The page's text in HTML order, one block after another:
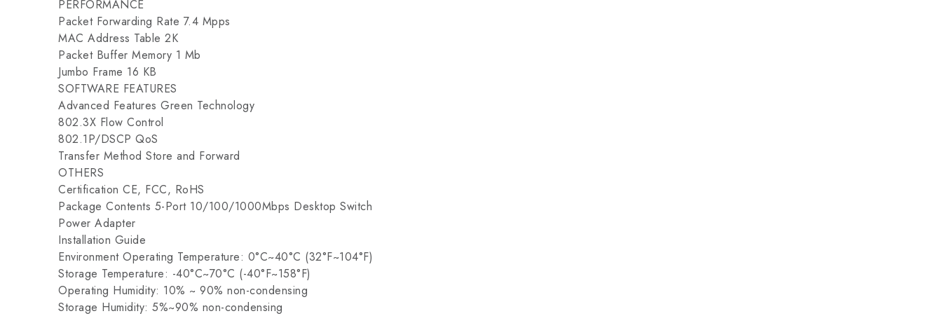
PERFORMANCE
Packet Forwarding Rate 7.4 Mpps
MAC Address Table 2K
Packet Buffer Memory 1 Mb
Jumbo Frame 16 KB
SOFTWARE FEATURES
Advanced Features Green Technology
802.3X Flow Control
802.1P/DSCP QoS
Transfer Method Store and Forward
OTHERS
Certification CE, FCC, RoHS
Package Contents 5-Port 10/100/1000Mbps Desktop Switch
Power Adapter
Installation Guide
Environment Operating Temperature: 0°C~40°C (32°F~104°F)
Storage Temperature: -40°C~70°C (-40°F~158°F)
Operating Humidity: 10% ~ 90% non-condensing
Storage Humidity: 5%~90% non-condensing